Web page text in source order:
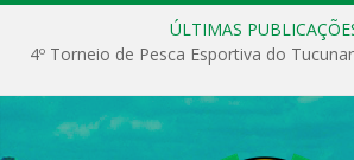
ÚLTIMAS